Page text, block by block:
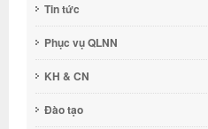
Tin tức
Phục vụ QLNN
KH & CN
Đào tạo